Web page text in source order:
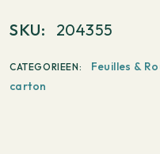
SKU: 204355
CATEGORIEEN: Feuilles &
carton